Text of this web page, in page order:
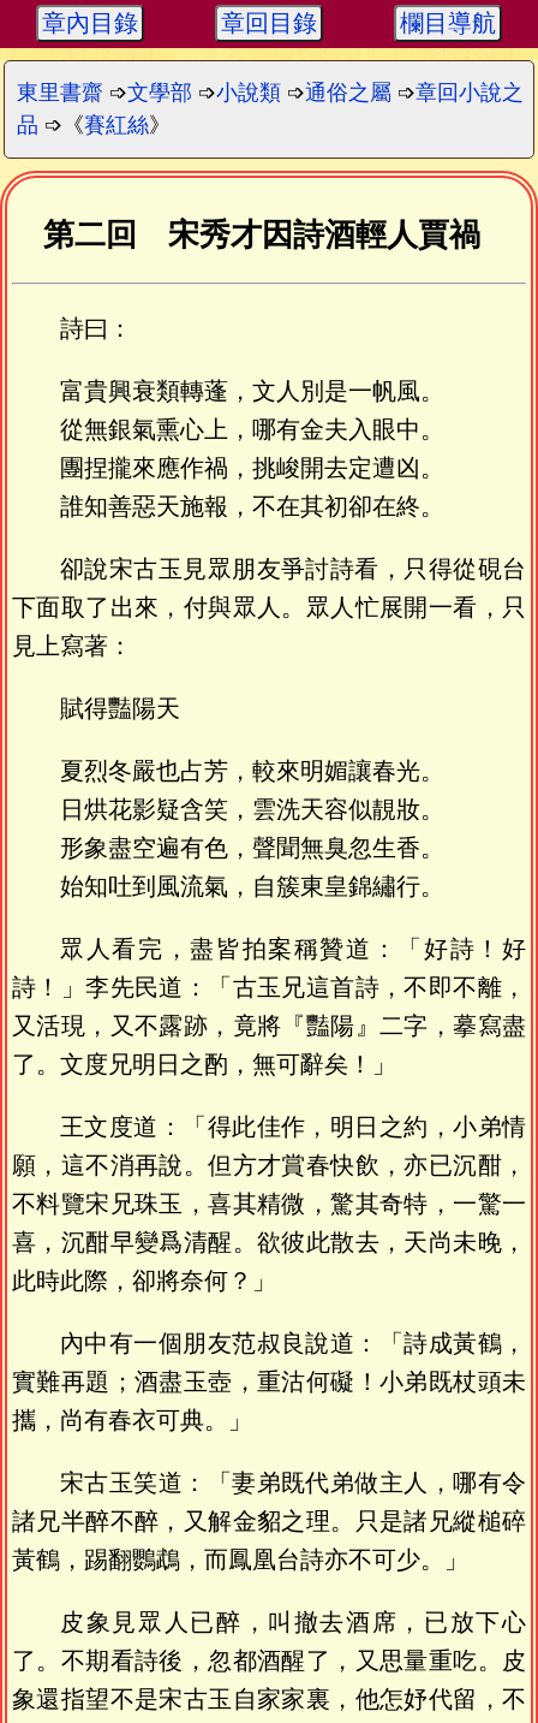
章內目錄 章回目錄 欄目導航
東里書齋 ➩文學部 ➩小說類 ➩通俗之屬 ➩章回小說之
品 ➩《賽紅絲》
第二回 宋秀才因詩酒輕人賈禍
詩曰：
富貴興衰類轉蓬，文人別是一帆風。
從無銀氣熏心上，哪有金夫入眼中。
團捏攏來應作禍，挑峻開去定遭凶。
誰知善惡天施報，不在其初卻在終。
卻說宋古玉見眾朋友爭討詩看，只得從硯台
下面取了出來，付與眾人。眾人忙展開一看，只
見上寫著：
賦得豔陽天
夏烈冬嚴也占芳，較來明媚讓春光。
日烘花影疑含笑，雲洗天容似靚妝。
形象盡空遍有色，聲聞無臭忽生香。
始知吐到風流氣，自簇東皇錦繡行。
眾人看完，盡皆拍案稱贊道：「好詩！好
詩！」李先民道：「古玉兄這首詩，不即不離，
又活現，又不露跡，竟將『豔陽』二字，摹寫盡
了。文度兄明日之酌，無可辭矣！」
王文度道：「得此佳作，明日之約，小弟情
願，這不消再說。但方才賞春快飲，亦已沉酣，
不料覽宋兄珠玉，喜其精微，驚其奇特，一驚一
喜，沉酣早變爲清醒。欲彼此散去，天尚未晚，
此時此際，卻將奈何？」
內中有一個朋友范叔良說道：「詩成黃鶴，
實難再題；酒盡玉壺，重沽何礙！小弟既杖頭未
攜，尚有春衣可典。」
宋古玉笑道：「妻弟既代弟做主人，哪有令
諸兄半醉不醉，又解金貂之理。只是諸兄縱槌碎
黃鶴，踢翻鸚鵡，而鳳凰台詩亦不可少。」
皮象見眾人已醉，叫撤去酒席，已放下心
了。不期看詩後，忽都酒醒了，又思量重吃。皮
象還指望不是宋古玉自家家裏，他怎妤代留，不